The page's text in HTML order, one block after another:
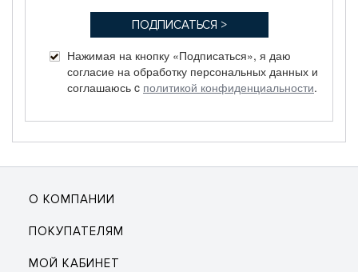
Нажимая на кнопку «Подписаться», я даю
согласие на обработку персональных данных и
соглашаюсь c политикой конфиденциальности.
О КОМПАНИИ
ПОКУПАТЕЛЯМ
МОЙ КАБИНЕТ